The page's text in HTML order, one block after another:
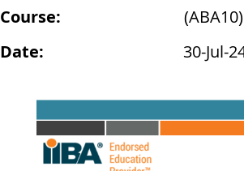
Course:
Date:
30-Jul-